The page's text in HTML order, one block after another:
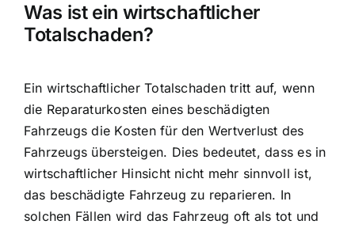
Was ist ein wirtschaftlicher
Totalschaden?
Ein wirtschaftlicher Totalschaden tritt auf, wenn
die Reparaturkosten eines beschädigten
Fahrzeugs die Kosten für den Wertverlust des
Fahrzeugs übersteigen. Dies bedeutet, dass es in
wirtschaftlicher Hinsicht nicht mehr sinnvoll ist,
das beschädigte Fahrzeug zu reparieren. In
solchen Fällen wird das Fahrzeug oft als tot und